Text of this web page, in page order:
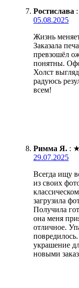
Ростислава :
05.08.2025
Жизнь
Заказала
превзошёл
понятны.
Холст
радуюсь
всем!
Римма Я. : ★
29.07.2025
Всегда ищу
из своих
загрузила
Получила
она меня
отличное.
украшение
новыми